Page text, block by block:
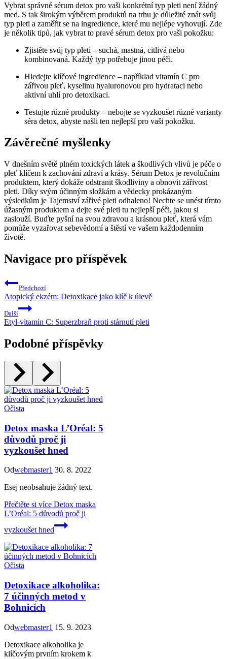
Vybrat správné sérum detox pro vaši konkrétní typ pleti není žádný
med. S tak širokým výběrem produktů na trhu je důležité znát svůj
typ pleti a zaměřit se na ingredience, které mu nejlépe vyhovují. Zde
je několik tipů, jak vybrat to pravé sérum detox pro vaši pokožku:
Zjistěte svůj typ pleti – suchá, mastná, citlivá nebo
kombinovaná. Každý typ potřebuje jinou péči.
Hledejte klíčové ingredience – například vitamín C pro
zářivou pleť, kyselinu hyaluronovou pro hydrataci nebo
aktivní uhlí pro detoxikaci.
Testujte různé produkty – nebojte se vyzkoušet různé varianty
séra detox, abyste našli ten nejlepší pro vaši pokožku.
Závěrečné myšlenky
V dnešním světě plném toxických látek a škodlivých vlivů je péče o
pleť klíčem k zachování zdraví a krásy. Sérum Detox je revolučním
produktem, který dokáže odstranit škodliviny a obnovit zářivost
pleti. Díky svým účinným složkám a vědecky prokázaným
výsledkům je Tajemství zářivé pleti odhaleno! Nechte se unést tímto
úžasným produktem a dejte své pleti tu nejlepší péči, jakou si
zaslouží. Buďte pyšní na svou zdravou a krásnou pleť, která vám
pomůže vyzařovat sebevědomí a štěstí ve vašem každodenním
životě.
Navigace pro příspěvek
Předchozí
Atopický ekzém: Detoxikace jako klíč k úlevě
Další
Etyl-vitamin C: Superzbraň proti stárnutí pleti
Podobné příspěvky
Očista
Detox maska L’Oréal: 5
důvodů proč ji
vyzkoušet hned
Odwebmaster1 30. 8. 2022
Esej neobsahuje žádný text.
Přečtěte si více Detox maska
L’Oréal: 5 důvodů proč ji
vyzkoušet hned
Očista
Detoxikace alkoholika:
7 účinných metod v
Bohnicích
Odwebmaster1 15. 9. 2023
Detoxikace alkoholika je
klíčovým prvním krokem k